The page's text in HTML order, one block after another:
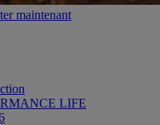
maintenant
LIFE